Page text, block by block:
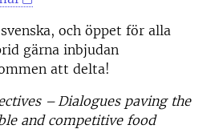
och öppet för alla
gärna inbjudan
att delta!
–Dialogues paving the
and competitive food